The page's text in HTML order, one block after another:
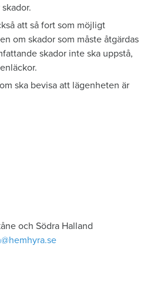
att så fort som möjligt
om skador som måste åtgärdas
skador inte ska uppstå,
ska bevisa att lägenheten är
och Södra Halland